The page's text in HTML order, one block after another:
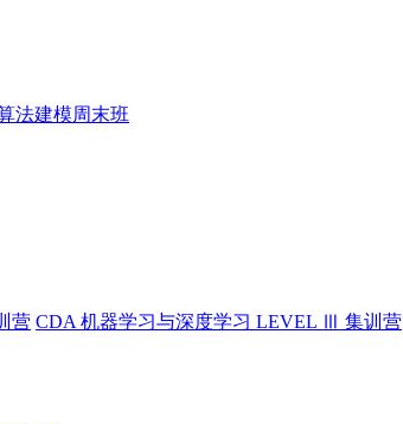
法建模周末班
营 CDA 机器学习与深度学习 LEVEL Ⅲ 集训营